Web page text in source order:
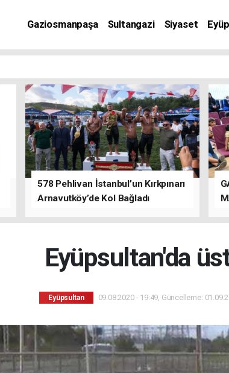
Gaziosmanpaşa Sultangazi Siyaset
578 Pehlivan İstanbul’un Kırkpınarı
Arnavutköy’de Kol Bağladı
Eyüpsultan'da
Eyüpsultan 09.08.2020 - 19:49, Güncelleme: